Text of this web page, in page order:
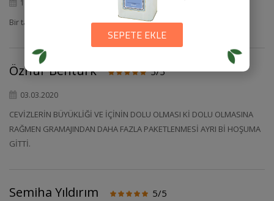
10.04.2020
Bir tane bile bozuk çıkmadı. Sabah ritüellerimizden.
Öznur Bentürk 5/5
03.03.2020
CEVİZLERİN BÜYÜKLİĞİ VE İÇİNİN DOLU OLMASI Kİ DOLU OLMASINA
RAĞMEN GRAMAJINDAN DAHA FAZLA PAKETLENMESİ AYRI Bİ HOŞUMA
GİTTİ.
Semiha Yıldırım 5/5
SEPETE EKLE